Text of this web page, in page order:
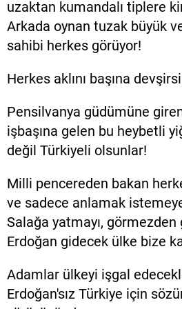
uzaktan kumandalı tiplere
Arkada oynan tuzak büyük
sahibi herkes görüyor!
Herkes aklını başına
Pensilvanya güdümüne
işbaşına gelen bu heybetli
değil Türkiyeli olsunlar!
Milli pencereden bakan
ve sadece anlamak
Salağa yatmayı, görmezden
Erdoğan gidecek ülke bize
Adamlar ülkeyi işgal
Erdoğan'sız Türkiye için